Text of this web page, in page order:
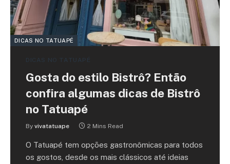
DICAS NO TATUAPÉ
DICAS NO TATUAPÉ
Gosta do estilo Bistrô? Então
confira algumas dicas de Bistrô
no Tatuapé
By vivatatuape 2 Mins Read
O Tatuapé tem opções gastronômicas para todos
os gostos, desde os mais clássicos até ideias